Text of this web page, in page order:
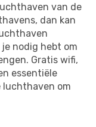
van de
dan kan
nodig hebt om
Gratis wifi,
essentiële
luchthaven om